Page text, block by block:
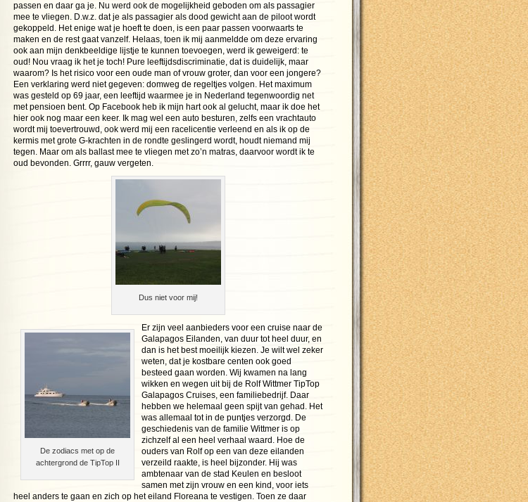
passen en daar ga je. Nu werd ook de mogelijkheid geboden om als passagier
mee te vliegen. D.w.z. dat je als passagier als dood gewicht aan de piloot wordt
gekoppeld. Het enige wat je hoeft te doen, is een paar passen voorwaarts te
maken en de rest gaat vanzelf. Helaas, toen ik mij aanmeldde om deze ervaring
ook aan mijn denkbeeldige lijstje te kunnen toevoegen, werd ik geweigerd: te
oud! Nou vraag ik het je toch! Pure leeftijdsdiscriminatie, dat is duidelijk, maar
waarom? Is het risico voor een oude man of vrouw groter, dan voor een jongere?
Een verklaring werd niet gegeven: domweg de regeltjes volgen. Het maximum
was gesteld op 69 jaar, een leeftijd waarmee je in Nederland tegenwoordig net
met pensioen bent. Op Facebook heb ik mijn hart ook al gelucht, maar ik doe het
hier ook nog maar een keer. Ik mag wel een auto besturen, zelfs een vrachtauto
wordt mij toevertrouwd, ook werd mij een racelicentie verleend en als ik op de
kermis met grote G-krachten in de rondte geslingerd wordt, houdt niemand mij
tegen. Maar om als ballast mee te vliegen met zo’n matras, daarvoor wordt ik te
oud bevonden. Grrrr, gauw vergeten.
Dus niet voor mij!
De zodiacs met op de
achtergrond de TipTop II
Er zijn veel aanbieders voor een cruise naar de
Galapagos Eilanden, van duur tot heel duur, en
dan is het best moeilijk kiezen. Je wilt wel zeker
weten, dat je kostbare centen ook goed
besteed gaan worden. Wij kwamen na lang
wikken en wegen uit bij de Rolf Wittmer TipTop
Galapagos Cruises, een familiebedrijf. Daar
hebben we helemaal geen spijt van gehad. Het
was allemaal tot in de puntjes verzorgd. De
geschiedenis van de familie Wittmer is op
zichzelf al een heel verhaal waard. Hoe de
ouders van Rolf op een van deze eilanden
verzeild raakte, is heel bijzonder. Hij was
ambtenaar van de stad Keulen en besloot
samen met zijn vrouw en een kind, voor iets
heel anders te gaan en zich op het eiland Floreana te vestigen. Toen ze daar